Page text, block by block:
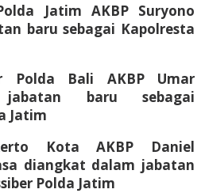
Jatim AKBP Suryono
baru sebagai Kapolresta
Polda Bali AKBP Umar
baru sebagai
Jatim
Kota AKBP Daniel
diangkat dalam jabatan
Polda Jatim